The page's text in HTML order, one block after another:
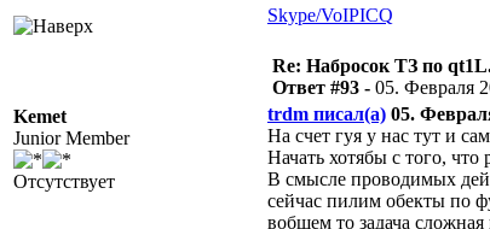
Skype/VoIPICQ
Kemet
Junior Member
Отсутствует
Re: Набросок ТЗ по
Ответ #93 - 05. Февраля
trdm писал(а) 05.
На счет гуя у нас тут и
Начать хотябы с того,
В смысле проводимых
сейчас пилим обекты по
вобщем то задача сложная